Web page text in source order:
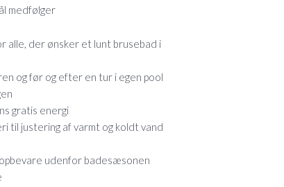
medfølger
alle, der ønsker et lunt brusebad i
og før og efter en tur i egen pool
gratis energi
til justering af varmt og koldt vand
opbevare udenfor badesæsonen